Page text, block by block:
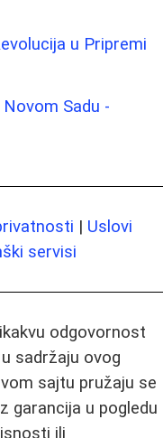
u Pripremi
Sadu -
| Uslovi
servisi
odgovornost
sadržaju ovog
sajtu pružaju se
garancija u pogledu
ili